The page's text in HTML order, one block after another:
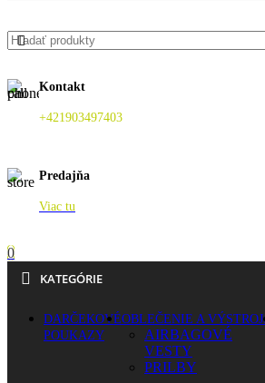
Kontakt
+421903497403
Predajňa
Viac tu
0
KATEGÓRIE
DARČEKOVÉ
POUKAZY
OBLEČENIE A VÝSTROJ
AIRBAGOVÉ
VESTY
PRILBY